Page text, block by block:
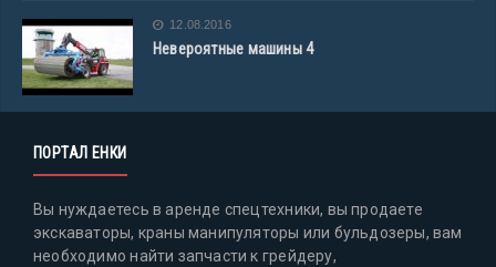
12.08.2016
Невероятные машины 4
ПОРТАЛ ЕНКИ
Вы нуждаетесь в аренде спецтехники, вы продаете
экскаваторы, краны манипуляторы или бульдозеры, вам
необходимо найти запчасти к грейдеру,